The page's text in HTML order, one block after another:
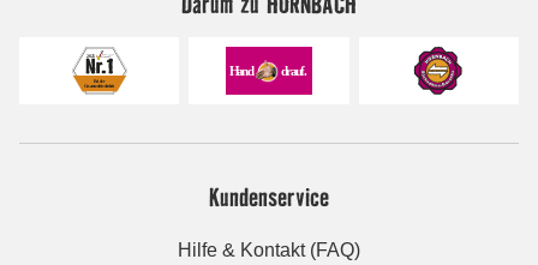
Kundenservice
Hilfe & Kontakt (FAQ)